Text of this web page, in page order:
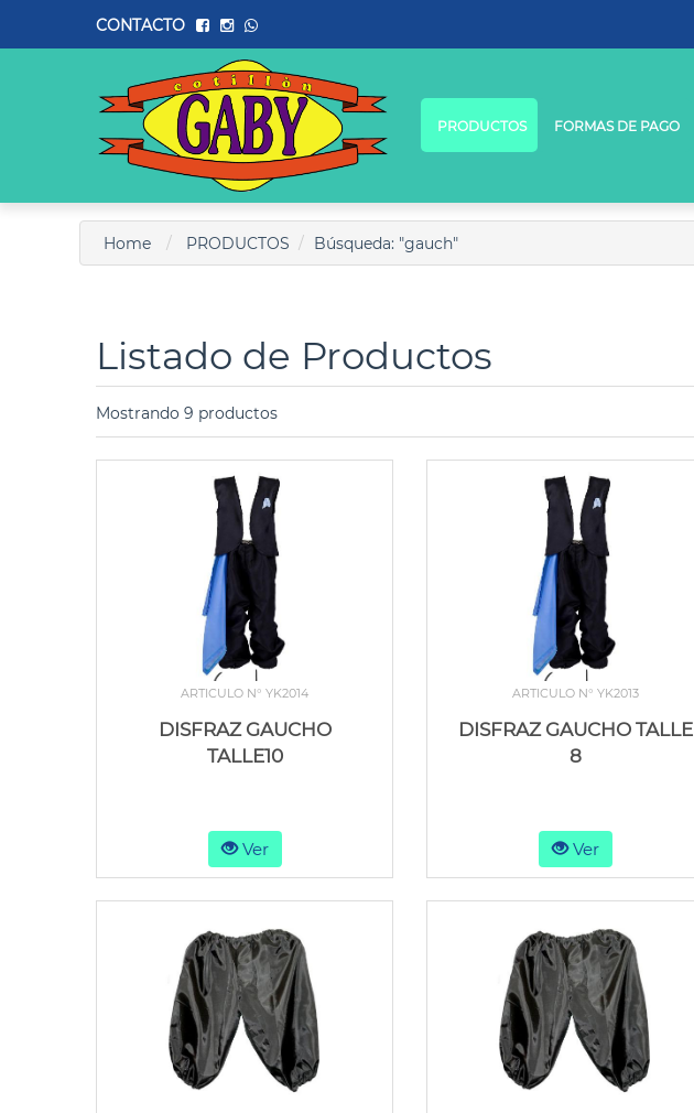
CONTACTO
PRODUCTOS FORMAS DE PAGO
Home PRODUCTOS Búsqueda: "gauch"
Listado de Productos
Mostrando 9 productos
ARTICULO N° YK2014
DISFRAZ GAUCHO
TALLE10
Ver
ARTICULO N° YK2013
DISFRAZ GAUCHO TALLE
8
Ver